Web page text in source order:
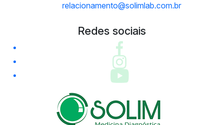
relacionamento@solimlab.com.br
Redes sociais